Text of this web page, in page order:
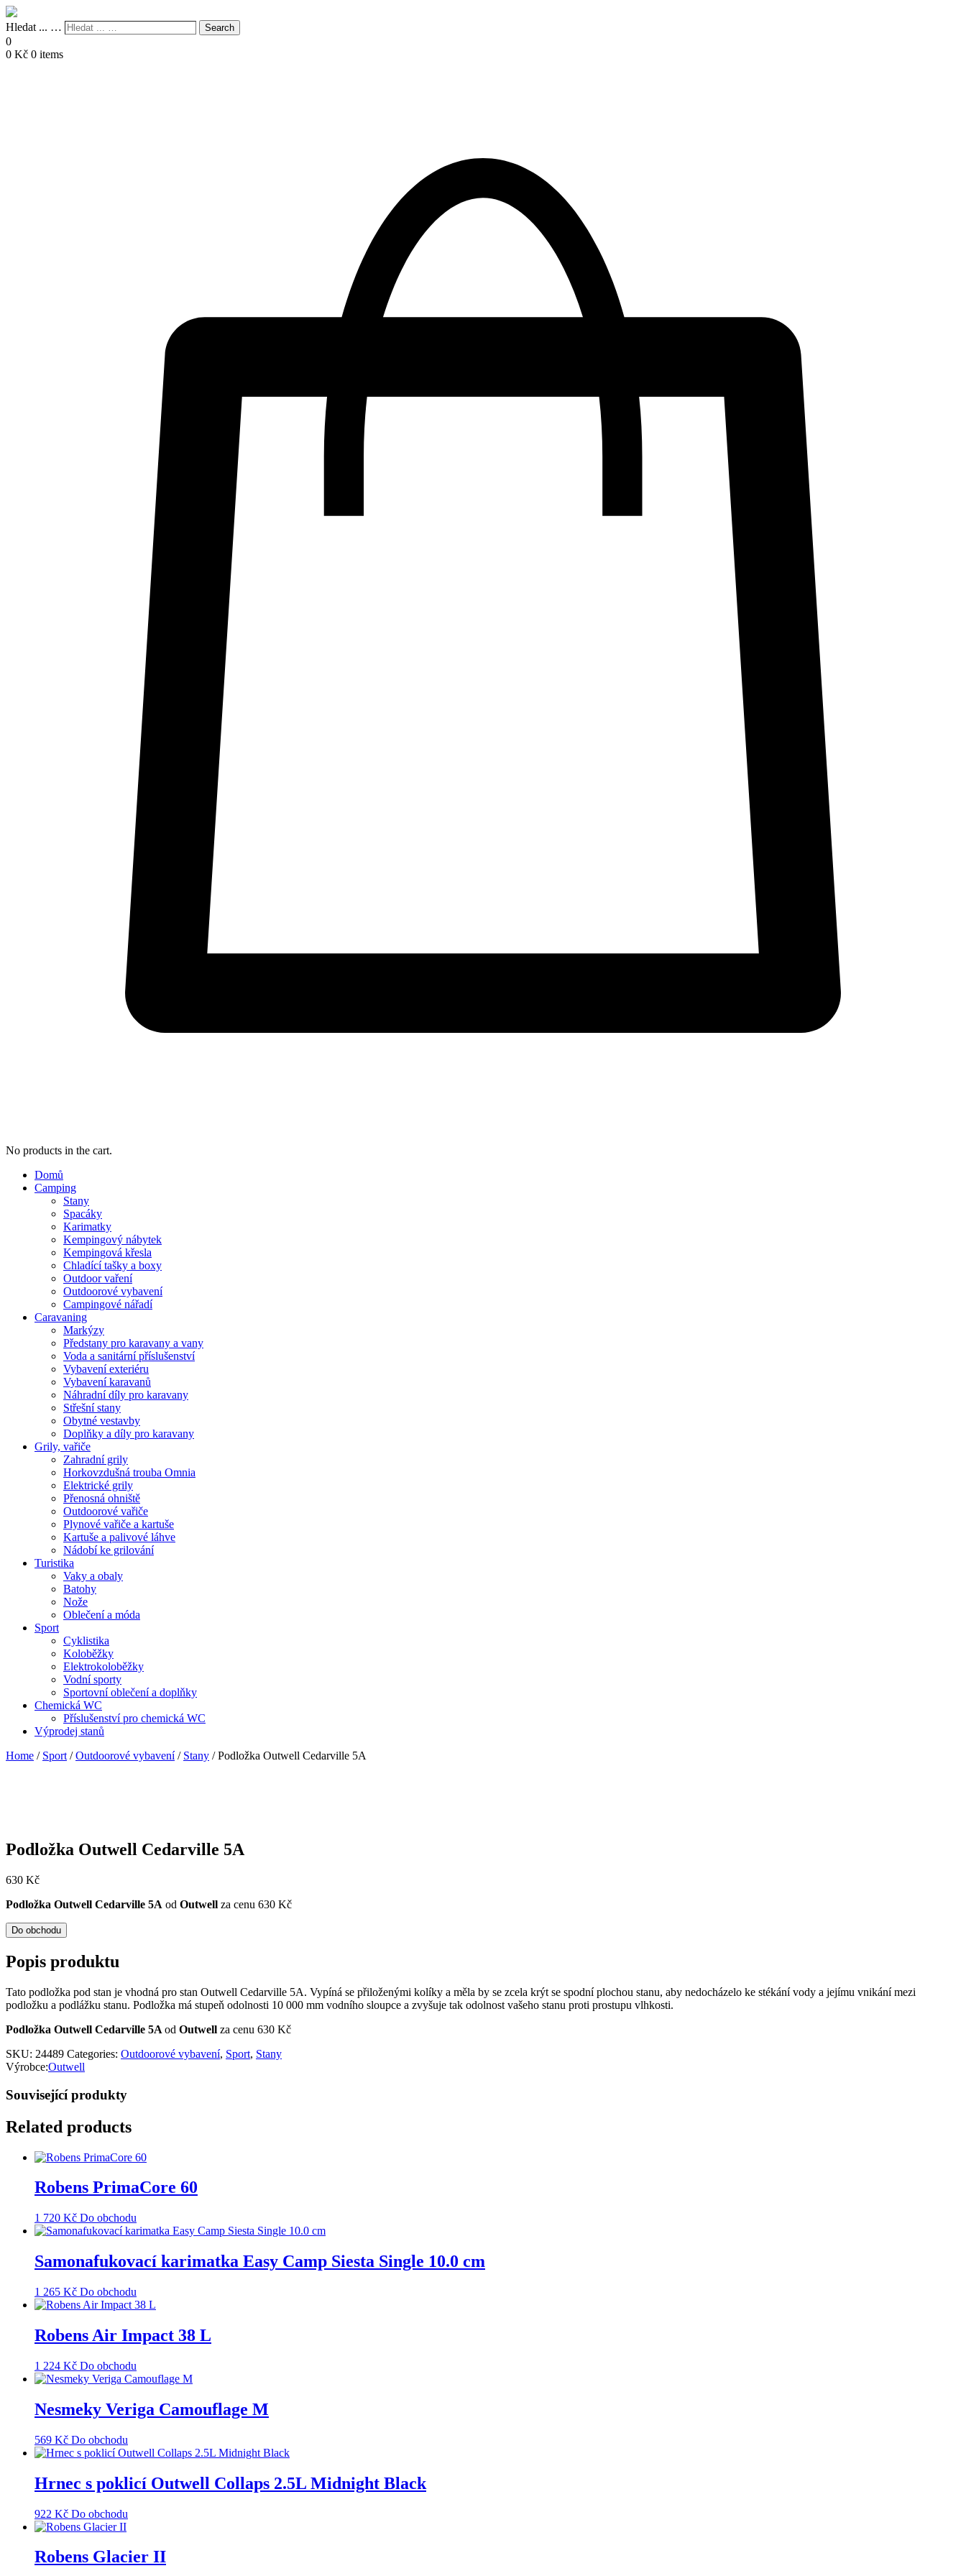
Hledat ... … Search
0
0 Kč 0 items
No products in the cart.
Domů
Camping
Stany
Spacáky
Karimatky
Kempingový nábytek
Kempingová křesla
Chladící tašky a boxy
Outdoor vaření
Outdoorové vybavení
Campingové nářadí
Caravaning
Markýzy
Předstany pro karavany a vany
Voda a sanitární příslušenství
Vybavení exteriéru
Vybavení karavanů
Náhradní díly pro karavany
Střešní stany
Obytné vestavby
Doplňky a díly pro karavany
Grily, vařiče
Zahradní grily
Horkovzdušná trouba Omnia
Elektrické grily
Přenosná ohniště
Outdoorové vařiče
Plynové vařiče a kartuše
Kartuše a palivové láhve
Nádobí ke grilování
Turistika
Vaky a obaly
Batohy
Nože
Oblečení a móda
Sport
Cyklistika
Koloběžky
Elektrokoloběžky
Vodní sporty
Sportovní oblečení a doplňky
Chemická WC
Příslušenství pro chemická WC
Výprodej stanů
Home / Sport /Outdoorové vybavení/ Stany / Podložka Outwell Cedarville 5A
Podložka Outwell Cedarville 5A
630 Kč
Podložka Outwell Cedarville 5A od Outwell za cenu 630 Kč
Do obchodu
Popis produktu
Tato podložka pod stan je vhodná pro stan Outwell Cedarville 5A. Vypíná se přiloženými kolíky a měla by se zcela krýt se spodní plochou stanu, aby nedocházelo ke stékání vody a jejímu vnikání mezi
podložku a podlážku stanu. Podložka má stupeň odolnosti 10 000 mm vodního sloupce a zvyšuje tak odolnost vašeho stanu proti prostupu vlhkosti.
Podložka Outwell Cedarville 5A od Outwell za cenu 630 Kč
SKU: 24489 Categories: Outdoorové vybavení, Sport, Stany
Výrobce:Outwell
Související produkty
Related products
Robens PrimaCore 60
1 720 Kč Do obchodu
Samonafukovací karimatka Easy Camp Siesta Single 10.0 cm
1 265 Kč Do obchodu
Robens Air Impact 38 L
1 224 Kč Do obchodu
Nesmeky Veriga Camouflage M
569 Kč Do obchodu
Hrnec s poklicí Outwell Collaps 2.5L Midnight Black
922 Kč Do obchodu
Robens Glacier II